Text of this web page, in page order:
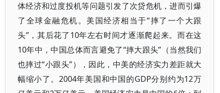
体经济和过度投机等问题引发了次贷危机，进而引爆
了全球金融危机。美国经济相当于“摔了一个大跟
头”，其后花了10年左右时间才逐渐爬起来。而在这
10年中，中国总体而言避免了“摔大跟头”（当然我们
也摔过“小跟头”），因此，中美的经济实力差距就大
幅缩小了。2004年美国和中国的GDP分别约为12万